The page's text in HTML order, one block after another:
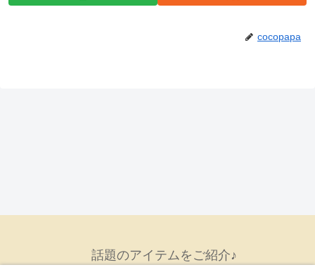
cocopapa
話題のアイテムをご紹介♪